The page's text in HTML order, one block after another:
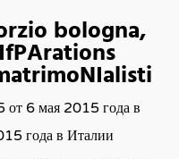
bologna,
от 6 мая 2015 года в
года в Италии